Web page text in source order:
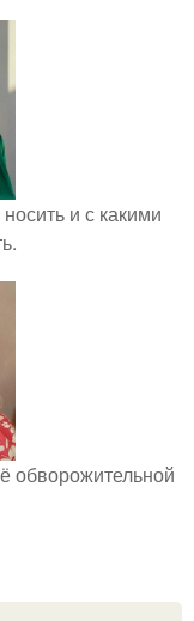
и с какими
обворожительной